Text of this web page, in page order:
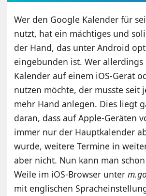
Wer den Google Kalender für
nutzt, hat ein mächtiges und
der Hand, das unter Android
eingebunden ist. Wer allerdings
Kalender auf einem iOS-Gerät
nutzen möchte, der musste seit
mehr Hand anlegen. Dies liegt
daran, dass auf Apple-Geräten
immer nur der Hauptkalender
wurde, weitere Termine in
aber nicht. Nun kann man
Weile im iOS-Browser unter
mit englischen